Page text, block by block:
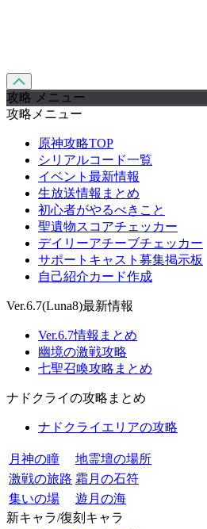
攻略 メニュー
攻略メニュー
原神攻略TOP
シリアルコード一覧
イベント最新情報
生放送情報まとめ
初心者がやるべきこと
聖遺物スコアチェッカー
デイリーアチーブチェッカー
サポートキャスト募集掲示板
自己紹介カード作成
Ver.6.7(Luna8)最新情報
Ver.6.7情報まとめ
幽境の激戦攻略
七聖召喚攻略まとめ
ナドクライの攻略まとめ
ナドクライエリアの攻略
月神の瞳
地霊壇の場所
激戦の旅路 霜月の石符
集いの場
遊月の海
新キャラ/復刻キャラ